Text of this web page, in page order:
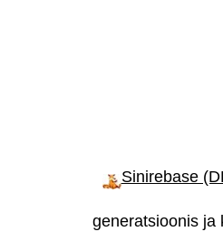
Sinirebase
generatsioonis ja